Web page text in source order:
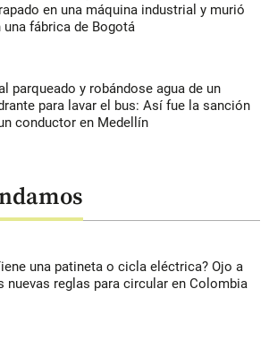
en una máquina industrial y murió
una fábrica de Bogotá
parqueado y robándose agua de un
para lavar el bus: Así fue la sanción
conductor en Medellín
una patineta o cicla eléctrica? Ojo a
nuevas reglas para circular en Colombia